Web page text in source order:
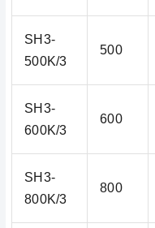
SH3-
500K/3
500
SH3-
600K/3
600
SH3-
800K/3
800